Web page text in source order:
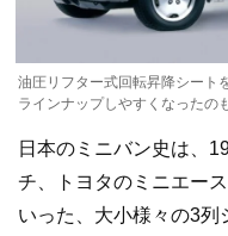
油圧リフター式回転昇降シート
ラインナップしやすくなったの
日本のミニバン史は、
チ、トヨタのミニエー
いった、大小様々の3列